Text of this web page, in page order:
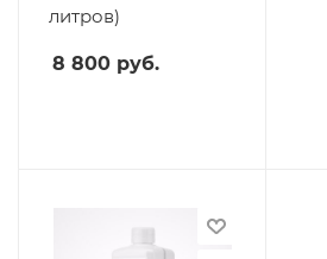
литров)
8 800 руб.